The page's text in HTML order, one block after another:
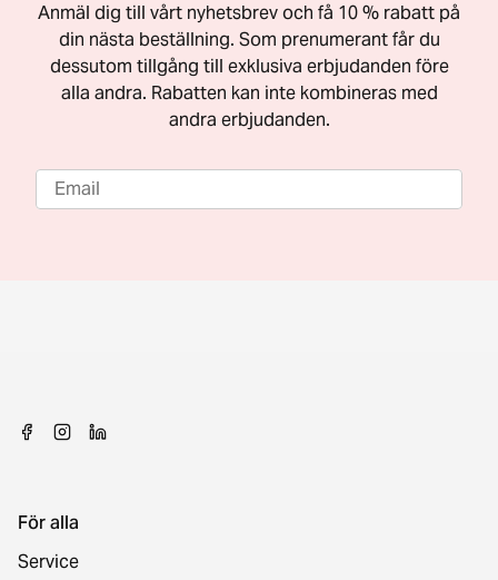
Anmäl dig till vårt nyhetsbrev och få 10 % rabatt på
din nästa beställning. Som prenumerant får du
dessutom tillgång till exklusiva erbjudanden före
alla andra. Rabatten kan inte kombineras med
andra erbjudanden.
För alla
Service